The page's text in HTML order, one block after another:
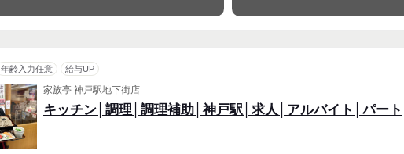
年齢入力任意 給与UP
家族亭 神戸駅地下街店
キッチン│調理│調理補助│神戸駅│求人│アルバイト│パート